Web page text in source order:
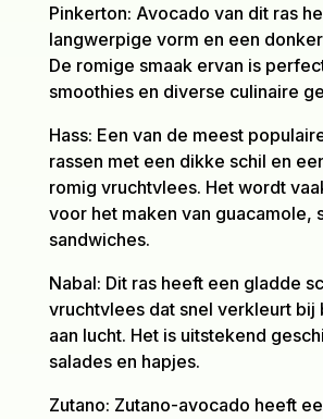
Pinkerton: Avocado van dit ras
langwerpige vorm en een
De romige smaak ervan is
smoothies en diverse culinaire
Hass: Een van de meest
rassen met een dikke schil en
romig vruchtvlees. Het wordt
voor het maken van guacamole,
sandwiches.
Nabal: Dit ras heeft een gladde
vruchtvlees dat snel verkleurt bij
aan lucht. Het is uitstekend
salades en hapjes.
Zutano: Zutano-avocado heeft